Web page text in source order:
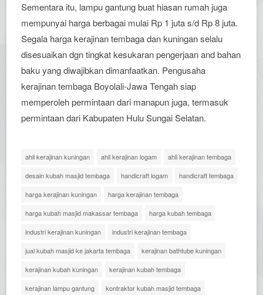
Sementara itu, lampu gantung buat hiasan rumah juga
mempunyai harga berbagai mulai Rp 1 juta s/d Rp 8 juta.
Segala harga kerajinan tembaga dan kuningan selalu
disesuaikan dgn tingkat kesukaran pengerjaan and bahan
baku yang diwajibkan dimanfaatkan. Pengusaha
kerajinan tembaga Boyolali-Jawa Tengah siap
memperoleh permintaan dari manapun juga, termasuk
permintaan dari Kabupaten Hulu Sungai Selatan.
ahli kerajinan kuningan ahli kerajinan logam
ahli kerajinan tembaga
desain kubah masjid tembaga
handicraft logam
handicraft tembaga
harga kerajinan kuningan
harga kerajinan tembaga
harga kubah masjid makassar tembaga
harga kubah tembaga
industri kerajinan kuningan
industri kerajinan tembaga
jual kubah masjid ke jakarta tembaga
kerajinan bathtube kuningan
kerajinan kubah kuningan
kerajinan kubah tembaga
kerajinan lampu gantung
kontraktor kubah masjid tembaga